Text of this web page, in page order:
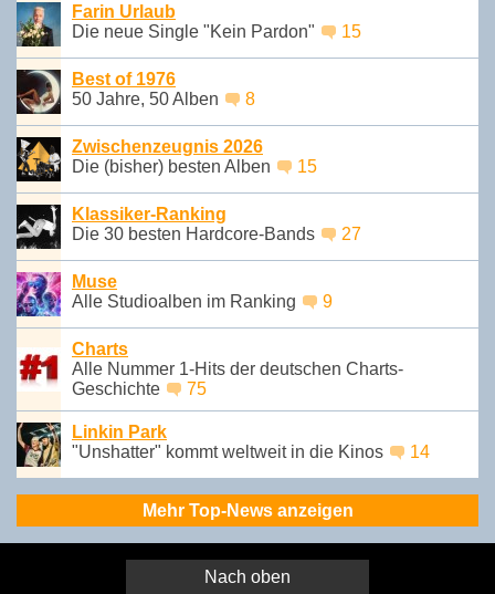
Farin Urlaub
Die neue Single "Kein Pardon"
15
Best of 1976
50 Jahre, 50 Alben
8
Zwischenzeugnis 2026
Die (bisher) besten Alben
15
Klassiker-Ranking
Die 30 besten Hardcore-Bands
27
Muse
Alle Studioalben im Ranking
9
Charts
Alle Nummer 1-Hits der deutschen Charts-
Geschichte
75
Linkin Park
"Unshatter" kommt weltweit in die Kinos
14
Mehr Top-News anzeigen
Nach oben